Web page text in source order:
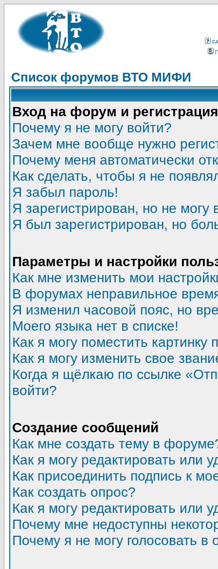
Список форумов ВТО МИФИ
Вход на форум и регистрация
Почему я не могу войти?
Зачем мне вообще нужно
Почему меня автоматически
Как сделать, чтобы я не
Я забыл пароль!
Я зарегистрирован, но не могу
Я был зарегистрирован, но
Параметры и настройки
Как мне изменить мои
В форумах неправильное
Я изменил часовой пояс, но
Моего языка нет в списке!
Как я могу поместить
Как я могу изменить свое
Когда я щёлкаю по ссылке
войти?
Создание сообщений
Как мне создать тему в
Как я могу редактировать или
Как присоединить подпись к
Как создать опрос?
Как я могу редактировать или
Почему мне недоступны
Почему я не могу голосовать в